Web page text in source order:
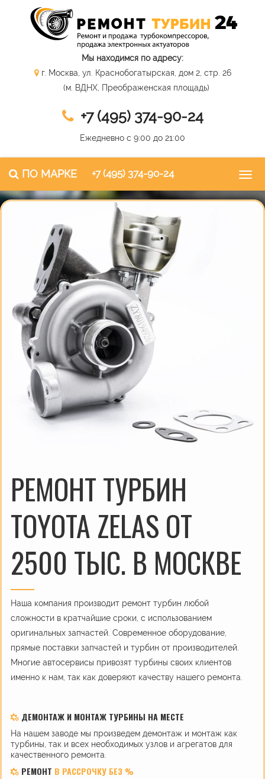
Мы находимся по адресу:
г. Москва, ул. Краснобогатырская, дом 2, стр. 26
(м. ВДНХ, Преображенская площадь)
+7 (495) 374-90-24
Ежедневно с 9:00 до 21:00
ПО МАРКЕ +7 (495) 374-90-24
РЕМОНТ ТУРБИН
TOYOTA ZELAS ОТ
2500 ТЫС. В МОСКВЕ
Наша компания производит ремонт турбин любой
сложности в кратчайшие сроки, с использованием
оригинальных запчастей. Современное оборудование,
прямые поставки запчастей и турбин от производителей.
Многие автосервисы привозят турбины своих клиентов
именно к нам, так как доверяют качеству нашего ремонта.
ДЕМОНТАЖ И МОНТАЖ ТУРБИНЫ НА МЕСТЕ
На нашем заводе мы произведем демонтаж и монтаж как
турбины, так и всех необходимых узлов и агрегатов для
качественного ремонта.
РЕМОНТ В РАССРОЧКУ БЕЗ %